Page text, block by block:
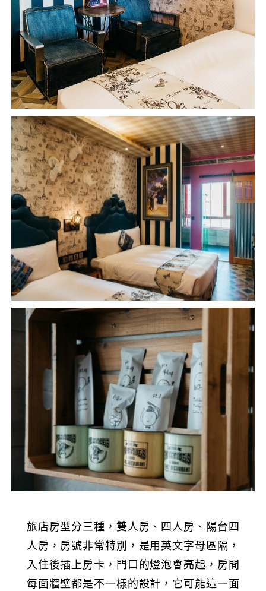
旅店房型分三種，雙人房、四人房、陽台四
人房，房號非常特別，是用英文字母區隔，
入住後插上房卡，門口的燈泡會亮起，房間
每面牆壁都是不一樣的設計，它可能這一面